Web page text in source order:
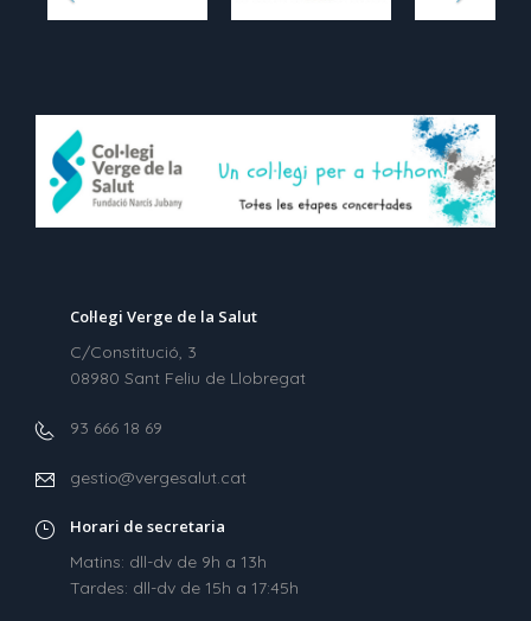
Col·legi Verge de la Salut
C/Constitució, 3
08980 Sant Feliu de Llobregat
93 666 18 69
gestio@vergesalut.cat
Horari de secretaria
Matins: dll-dv de 9h a 13h
Tardes: dll-dv de 15h a 17:45h